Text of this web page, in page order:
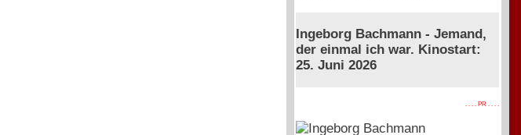
Ingeborg Bachmann - Jemand,
der einmal ich war. Kinostart:
25. Juni 2026
. . . . PR . . . .